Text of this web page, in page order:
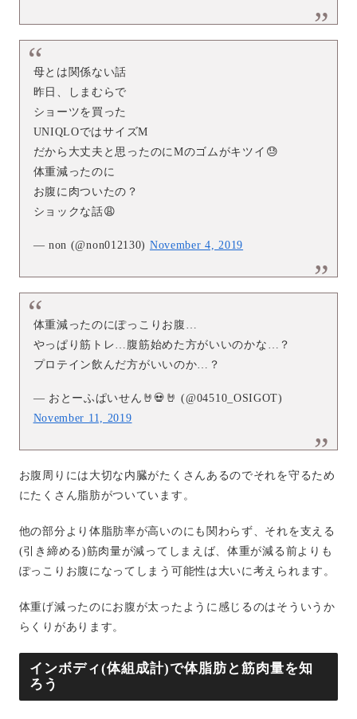
母とは関係ない話
昨日、しまむらで
ショーツを買った
UNIQLOではサイズM
だから大丈夫と思ったのにMのゴムがキツイ😓
体重減ったのに
お腹に肉ついたの？
ショックな話😩
— non (@non012130) November 4, 2019
体重減ったのにぽっこりお腹…
やっぱり筋トレ…腹筋始めた方がいいのかな…？
プロテイン飲んだ方がいいのか…？
— おとーふぱいせん🤘💀🤘 (@04510_OSIGOT)
November 11, 2019
お腹周りには大切な内臓がたくさんあるのでそれを守るため
にたくさん脂肪がついています。
他の部分より体脂肪率が高いのにも関わらず、それを支える
(引き締める)筋肉量が減ってしまえば、体重が減る前よりも
ぽっこりお腹になってしまう可能性は大いに考えられます。
体重げ減ったのにお腹が太ったように感じるのはそういうか
らくりがあります。
インボディ(体組成計)で体脂肪と筋肉量を知
ろう